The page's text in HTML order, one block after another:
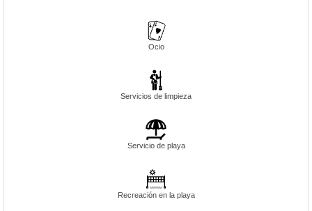
Ocio
Servicios de limpieza
Servicio de playa
Recreación en la playa